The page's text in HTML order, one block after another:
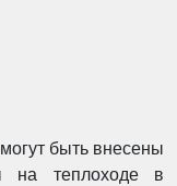
быть внесены
на теплоходе в